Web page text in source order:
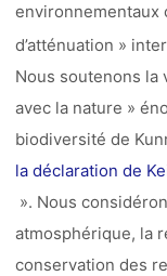
environnementaux
d’atténuation »
Nous soutenons la
avec la nature »
biodiversité de
la déclaration de
». Nous
atmosphérique, la
conservation des